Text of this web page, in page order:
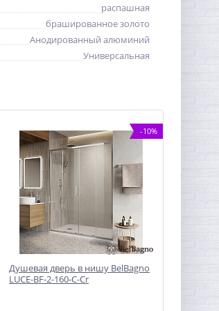
распашная
брашированное золото
Анодированный алюминий
Универсальная
-10%
Душевая дверь в нишу BelBagno
LUCE-BF-2-160-C-Cr